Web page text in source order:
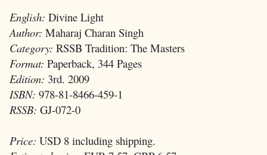
English: Divine Light
Author: Maharaj Charan Singh
Category: RSSB Tradition: The Masters
Format: Paperback, 344 Pages
Edition: 3rd. 2009
ISBN: 978-81-8466-459-1
RSSB: GJ-072-0
Price: USD 8 including shipping.